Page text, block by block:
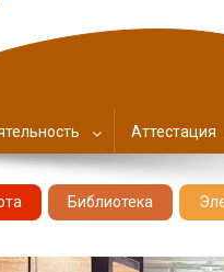
Аттестация
Библиотека